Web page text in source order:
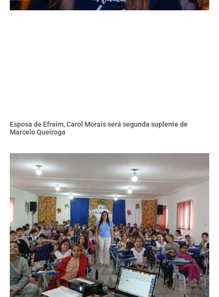
Esposa de Efraim, Carol Morais será segunda suplente de
Marcelo Queiroga